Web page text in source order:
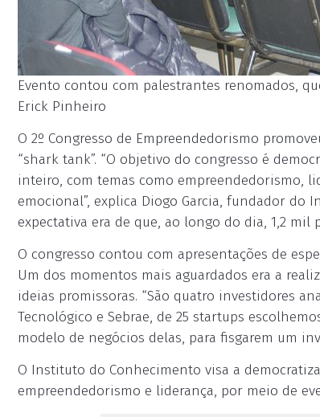
Evento contou com palestrantes renomados,
Erick Pinheiro
O 2º Congresso de Empreendedorismo
“shark tank”. “O objetivo do congresso é
inteiro, com temas como empreendedorismo,
emocional”, explica Diogo Garcia, fundador
expectativa era de que, ao longo do dia, 1,2
O congresso contou com apresentações de
Um dos momentos mais aguardados era a
ideias promissoras. “São quatro investidores
Tecnológico e Sebrae, de 25 startups
modelo de negócios delas, para fisgarem um
O Instituto do Conhecimento visa a
empreendedorismo e liderança, por meio de